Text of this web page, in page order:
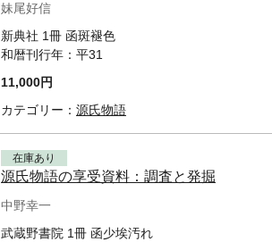
妹尾好信
新典社 1冊 函斑褪色
和暦刊行年： 平31
11,000円
カテゴリー： 源氏物語
在庫あり
源氏物語の享受資料：調査と発掘
中野幸一
武蔵野書院 1冊 函少埃汚れ